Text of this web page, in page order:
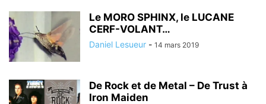
Le MORO SPHINX, le LUCANE
CERF-VOLANT…
Daniel Lesueur - 14 mars 2019
De Rock et de Metal – De Trust à
Iron Maiden